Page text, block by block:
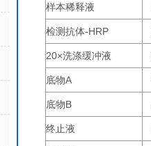
样本稀释液
检测抗体-HRP
20×洗涤缓冲液
底物A
底物B
终止液